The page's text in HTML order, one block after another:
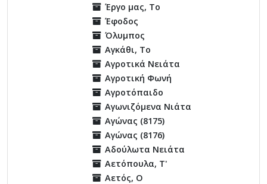
Έργο μας, Το
Έφοδος
Όλυμπος
Αγκάθι, Το
Αγροτικά Νειάτα
Αγροτική Φωνή
Αγροτόπαιδο
Αγωνιζόμενα Νιάτα
Αγώνας (8175)
Αγώνας (8176)
Αδούλωτα Νειάτα
Αετόπουλα, Τ'
Αετός, Ο